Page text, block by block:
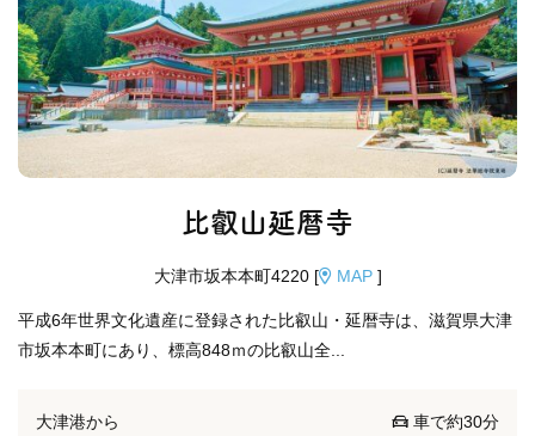
比叡山延暦寺
大津市坂本本町4220 [ MAP]
平成6年世界文化遺産に登録された比叡山・延暦寺は、滋賀県大津
市坂本本町にあり、標高848ｍの比叡山全...
大津港から 車で約30分